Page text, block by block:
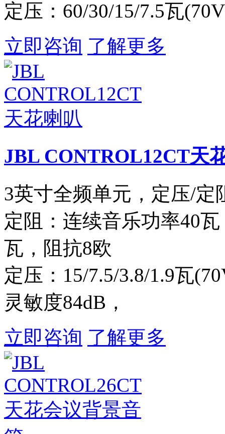
定压：60/30/15/7.5瓦
立即咨询 了解更多
JBL CONTROL12CT天
3英寸全频单元，定压/定
定阻：连续音乐功率40
瓦，阻抗8欧
定压：15/7.5/3.8/1.9瓦
灵敏度84dB，
立即咨询 了解更多